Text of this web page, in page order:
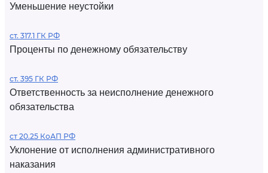
Уменьшение неустойки
ст. 317.1 ГК РФ
Проценты по денежному обязательству
ст. 395 ГК РФ
Ответственность за неисполнение денежного
обязательства
ст 20.25 КоАП РФ
Уклонение от исполнения административного
наказания